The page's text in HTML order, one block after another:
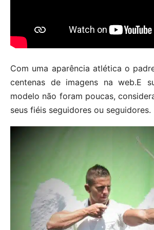
Com uma aparência atlética o
centenas de imagens na web.E
modelo não foram poucas,
seus fiéis seguidores ou seguidores.